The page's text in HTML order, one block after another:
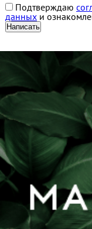
Подтверждаю
данныхи